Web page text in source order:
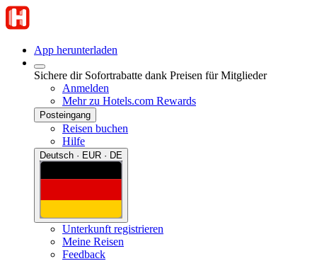
App herunterladen
Sichere dir Sofortrabatte dank Preisen für Mitglieder
Anmelden
Mehr zu Hotels.com Rewards
Posteingang
Reisen buchen
Hilfe
Deutsch · EUR · DE
Unterkunft registrieren
Meine Reisen
Feedback